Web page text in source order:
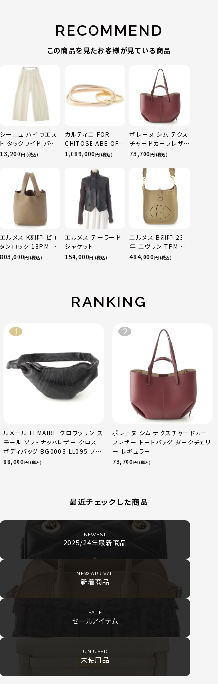
RECOMMEND
この商品を見たお客様が見ている商品
シーニュ ハイウエス
ト タックワイド パン
ツ ボトムス オフホワ
13,200円 (税込)
カルティエ FOR
CHITOSE ABE OF
sacai サカイ 750
ニティ リング 指輪 マ
ルチカラー 50 51
52 24.9g
1,089,000円 (税込)
ポレーヌ シム テクス
チャードカーフレザ
ー トートバッグ ダー
73,700円 (税込)
エルメス K刻印 ピコ
タンロック 18PM ト
リヨン ハンドバッグ
803,000円 (税込)
エルメス テーラード
ジャケット
154,000円 (税込)
エルメス B刻印 23
年 エヴリン TPM 16
アマゾン トリヨンク
484,000円 (税込)
RANKING
ルメール LEMAIRE クロワッサン ス
モール ソフトナッパレザー クロス
ボディバッグ BG0003 LL095 ブラ
ック
88,000円 (税込)
ポレーヌ シム テクスチャードカー
フレザー トートバッグ ダークチェリ
ー レギュラー
73,700円 (税込)
最近チェックした商品
NEWEST
2025/24年最新商品
NEW ARRIVAL
新着商品
SALE
セールアイテム
UN USED
未使用品